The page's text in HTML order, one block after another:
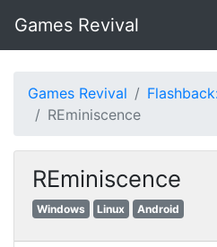
Games Revival
Games Revival
REminiscence
REminiscence
Windows Linux Android